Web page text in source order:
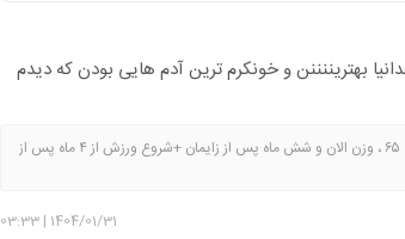
بهتریننننن و خونکرم ترین آدم هایی بودن که دیدم
وزن بارداری ۸۶ ، بلافاصله بعد زایمان ۷۸، روز چهلم ۶۹ هدف ۶۵ ، وزن الان و شش ماه پس از زایمان +شروع ورزش از ۴ ماه پس از
1404/01/31
|
03:33